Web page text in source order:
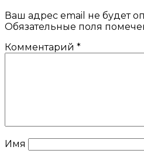
Ваш адрес email не будет
Обязательные поля
Комментарий *
Имя